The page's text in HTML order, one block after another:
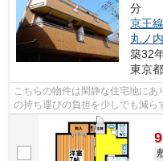
分
京王線
丸ノ
築32
東京
こちらの物件は閑静な住宅地にあ
の持ち運びの負担を少しでも減ら
当りも良い、快適な環境の整った